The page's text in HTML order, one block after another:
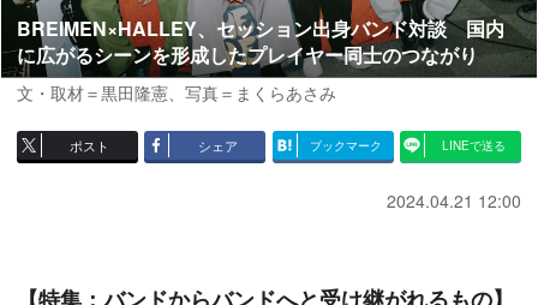
BREIMEN×HALLEY、セッション出身バンド対談 国内
に広がるシーンを形成したプレイヤー同士のつながり
文・取材＝黒田隆憲、 写真＝まくらあさみ
ポスト シェア ブックマーク LINEで送る
2024.04.21 12:00